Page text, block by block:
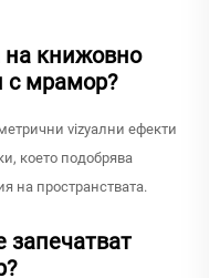
на книжовно
с мрамор?
vizуални ефекти
което подобрява
на пространствата.
запечатват